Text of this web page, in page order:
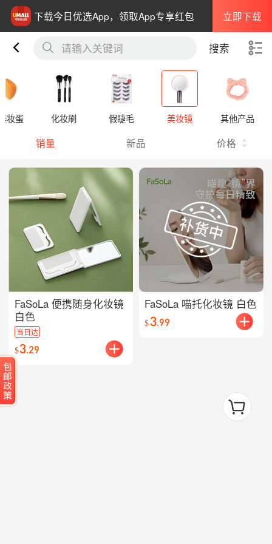
下载今日优选App，领取App专享红包 立即下载
请输入关键词 搜索
妆蛋 化妆刷 假睫毛 美妆镜 其他产品
销量 新品 价格
FaSoLa 便携随身化妆镜
白色
当日达
$3.29
FaSoLa 喵托化妆镜 白色
$3.99